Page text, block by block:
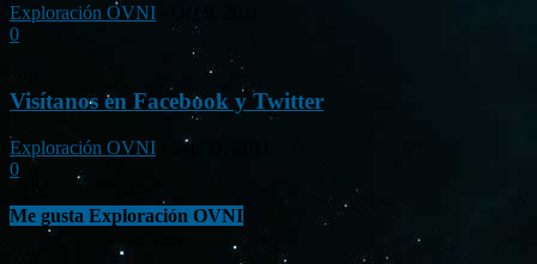
Exploración OVNI
0
Visítanos en Facebook y Twitter
Exploración OVNI
Sep 21, 2011
0
Me gusta Exploración OVNI